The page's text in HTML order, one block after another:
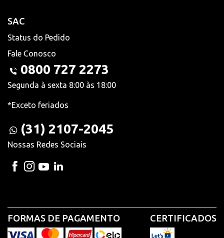
SAC
Status do Pedido
Fale Conosco
0800 727 2273
Segunda à sexta 8:00 às 18:00
*Exceto feriados
(31) 2107-2045
Nossas Redes Sociais
FORMAS DE PAGAMENTO CERTIFICADOS